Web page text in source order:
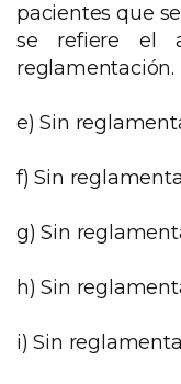
pacientes que
se refiere el
reglamentación.
e) Sin
f) Sin
g) Sin
h) Sin
i) Sin